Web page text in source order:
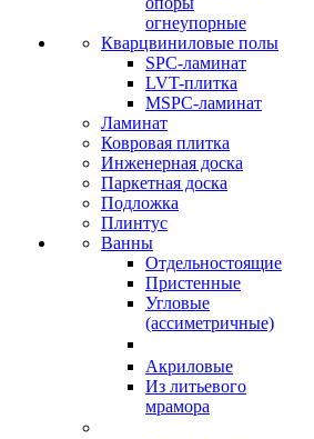
огнеупорные
Кварцвиниловые полы
SPC-ламинат
LVT-плитка
MSPC-ламинат
Ламинат
Ковровая плитка
Инженерная доска
Паркетная доска
Подложка
Плинтус
Ванны
Отдельностоящие
Пристенные
Угловые
(ассиметричные)
Акриловые
Из литьевого
мрамора